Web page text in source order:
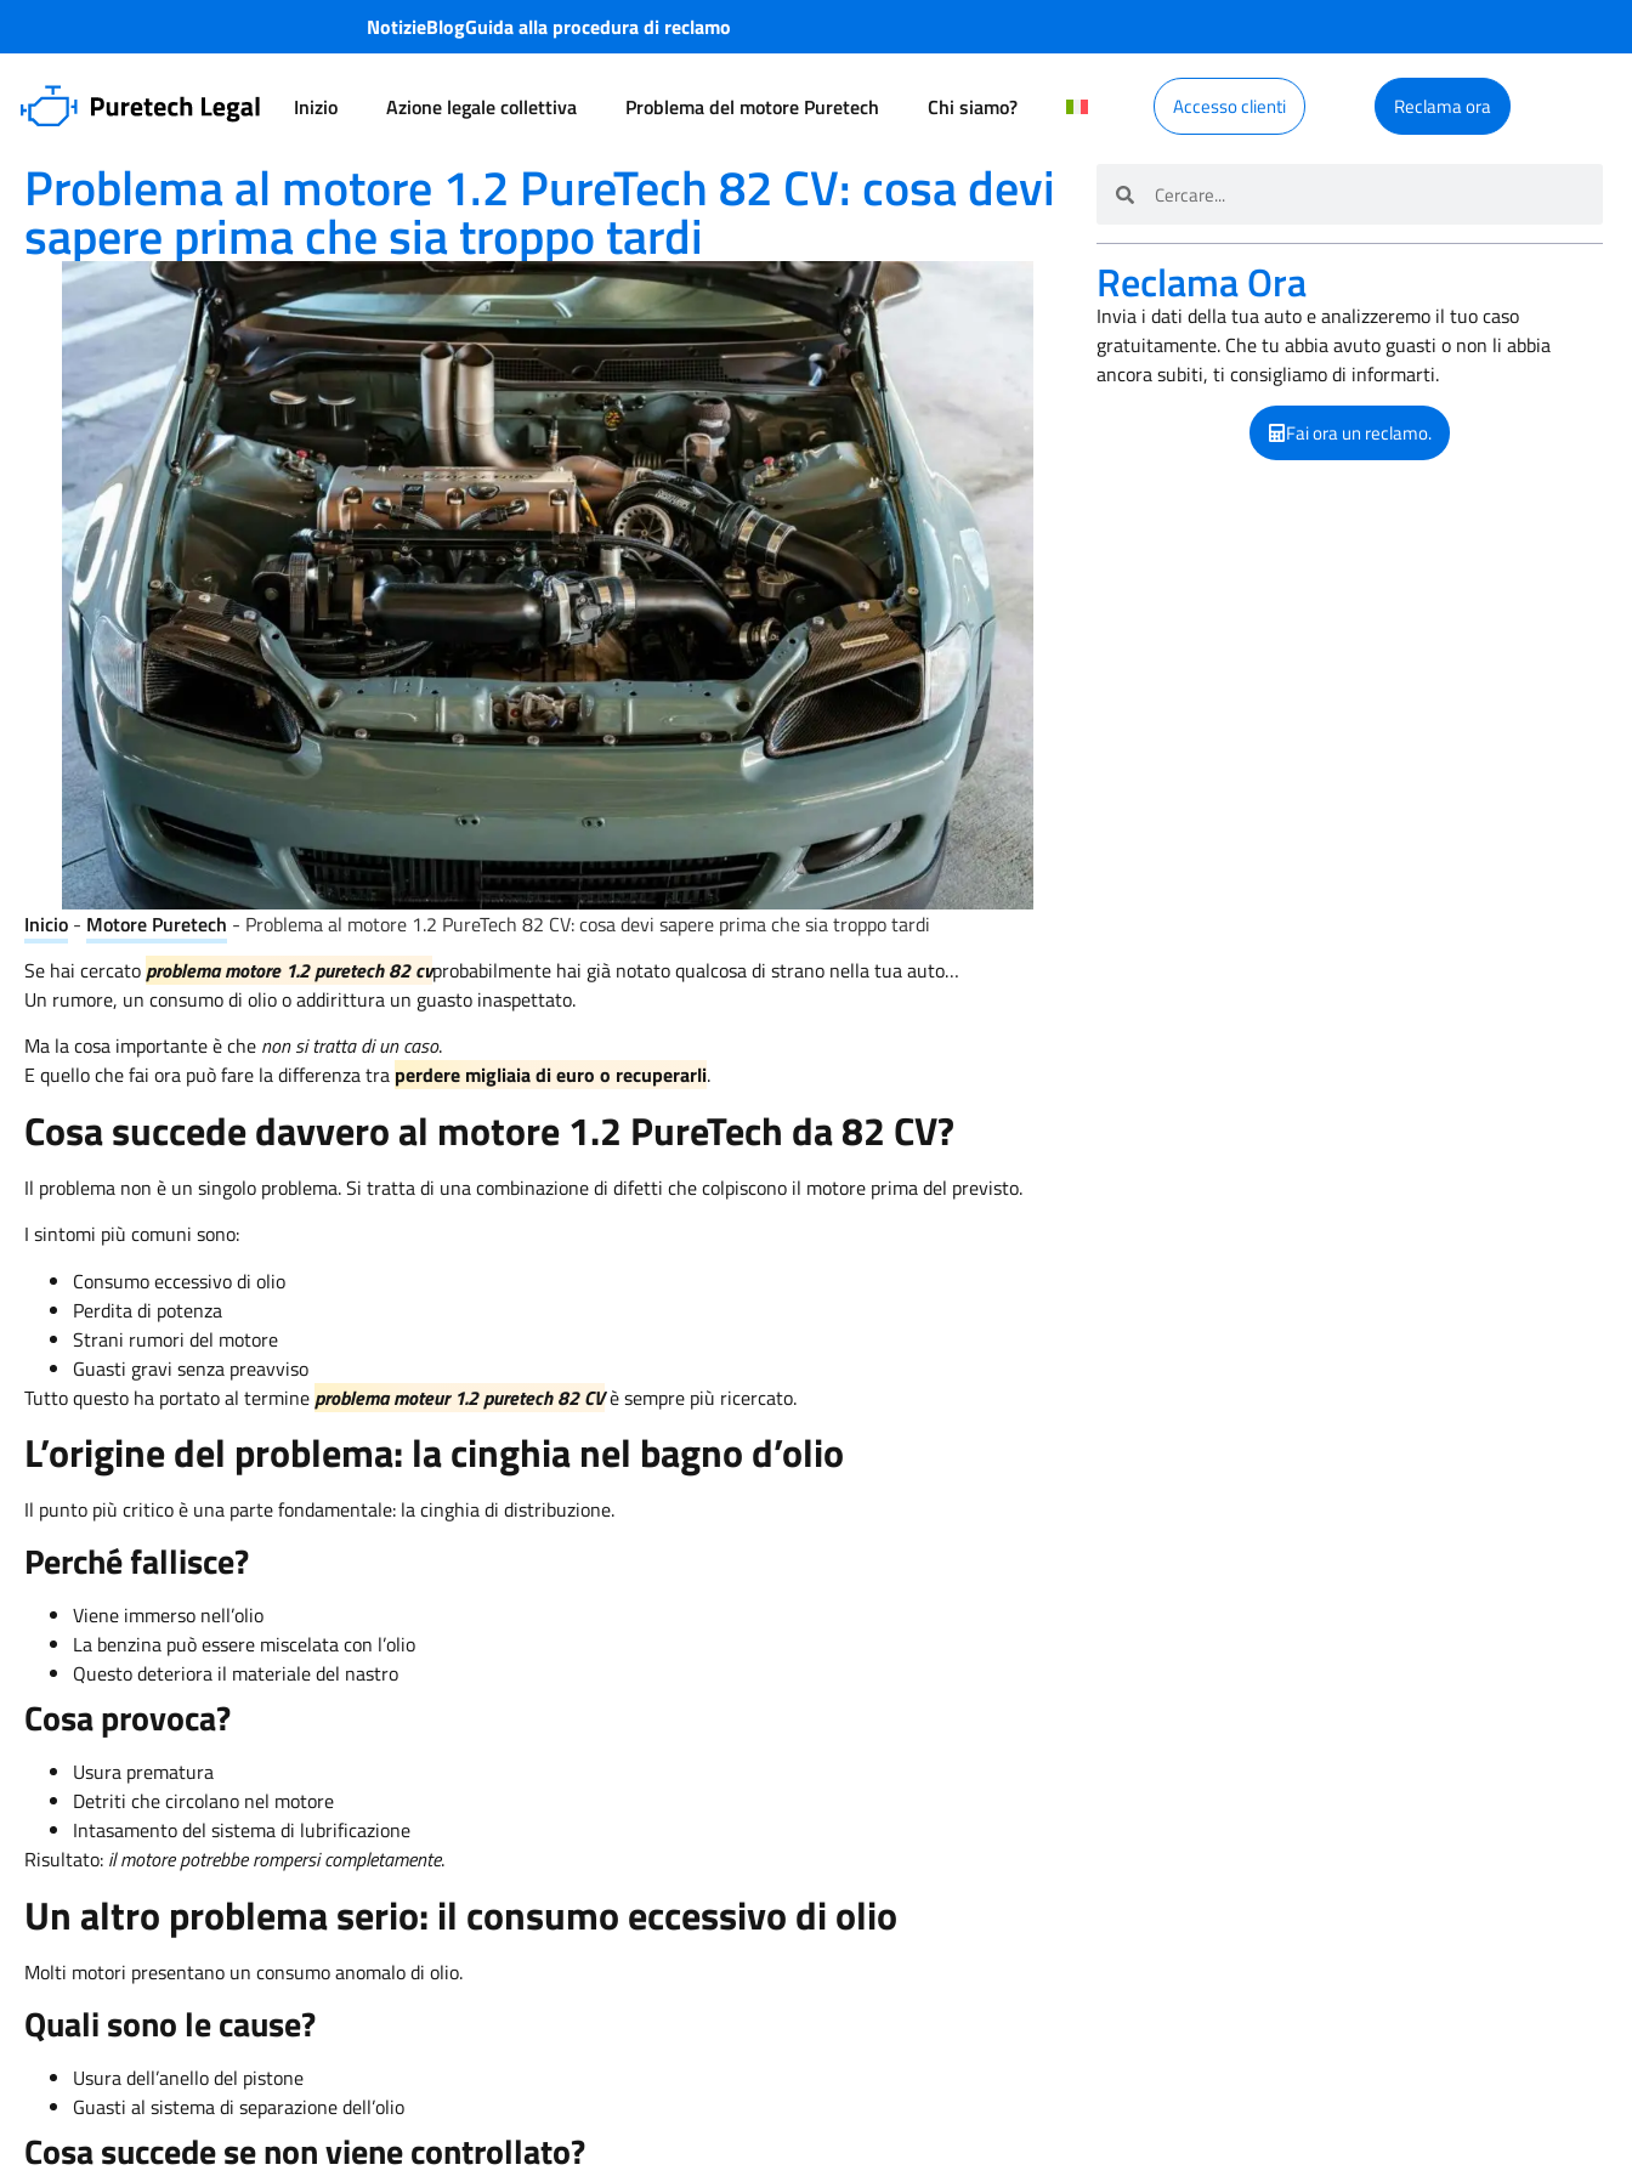
NotizieBlogGuida alla procedura di reclamo
Inizio Azione legale collettiva Problema del motore Puretech Chi siamo? Reclama ora
Accesso clienti
Motore Puretech Problema al motore 1.2 PureTech 82 CV: cosa devi sapere prima che sia troppo tardi
Problema al motore 1.2 PureTech 82 CV: cosa devi
sapere prima che sia troppo tardi
Inicio - Motore Puretech - Problema al motore 1.2 PureTech 82 CV: cosa devi sapere prima che sia troppo tardi
Se hai cercatoproblema motore 1.2 puretech 82 cvprobabilmente hai già notato qualcosa di strano nella tua auto…
Un rumore, un consumo di olio o addirittura un guasto inaspettato.
Ma la cosa importante è che non si tratta di un caso.
E quello che fai ora può fare la differenza tra perdere migliaia di euro o recuperarli.
Cosa succede davvero al motore 1.2 PureTech da 82 CV?
Il problema non è un singolo problema. Si tratta di una combinazione di difetti che colpiscono il motore prima del previsto.
I sintomi più comuni sono:
Consumo eccessivo di olio
Perdita di potenza
Strani rumori del motore
Guasti gravi senza preavviso
Tutto questo ha portato al termine problema moteur 1.2 puretech 82 CVè sempre più ricercato.
L’origine del problema: la cinghia nel bagno d’olio
Il punto più critico è una parte fondamentale: la cinghia di distribuzione.
Perché fallisce?
Viene immerso nell’olio
La benzina può essere miscelata con l’olio
Questo deteriora il materiale del nastro
Cosa provoca?
Usura prematura
Detriti che circolano nel motore
Intasamento del sistema di lubrificazione
Risultato: il motore potrebbe rompersi completamente.
Un altro problema serio: il consumo eccessivo di olio
Molti motori presentano un consumo anomalo di olio.
Quali sono le cause?
Usura dell’anello del pistone
Guasti al sistema di separazione dell’olio
Cosa succede se non viene controllato?
Reclama Ora
Invia i dati della tua auto e analizzeremo il tuo caso
gratuitamente. Che tu abbia avuto guasti o non li abbia
ancora subiti, ti consigliamo di informarti.
Fai ora un reclamo.